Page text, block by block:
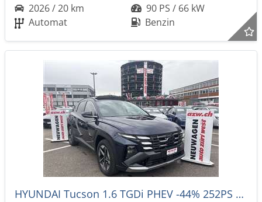
2026 / 20 km
90 PS / 66 kW
Automat
Benzin
HYUNDAI Tucson 1.6 TGDi PHEV -44% 252PS Techno Sky 4WD Automat